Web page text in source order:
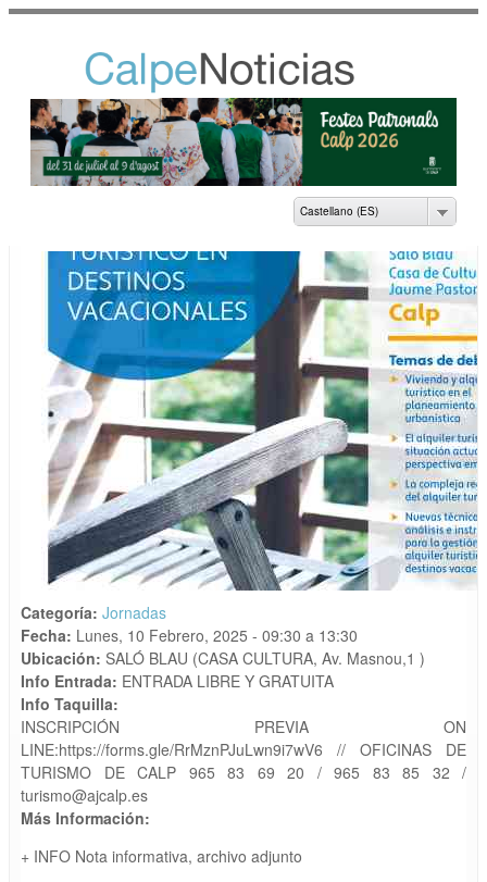
principal
NOTICIAS DEL
AYUNTAMIENTO DE
Castellano (ES)
Categoría: Jornadas
Fecha: Lunes, 10 Febrero, 2025 - 09:30 a 13:30
Ubicación: SALÓ BLAU (CASA CULTURA, Av. Masnou,1 )
Info Entrada: ENTRADA LIBRE Y GRATUITA
Info Taquilla:
INSCRIPCIÓN PREVIA ON
LINE:https://forms.gle/RrMznPJuLwn9i7wV6 // OFICINAS DE
TURISMO DE CALP 965 83 69 20 / 965 83 85 32 /
turismo@ajcalp.es
Más Información:
+ INFO Nota informativa, archivo adjunto